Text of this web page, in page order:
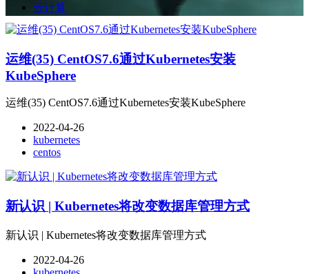
云计算
运维(35) CentOS7.6通过Kubernetes安装
KubeSphere
运维(35) CentOS7.6通过Kubernetes安装KubeSphere
2022-04-26
kubernetes
centos
新认识 | Kubernetes将改变数据库管理方式
新认识 | Kubernetes将改变数据库管理方式
2022-04-26